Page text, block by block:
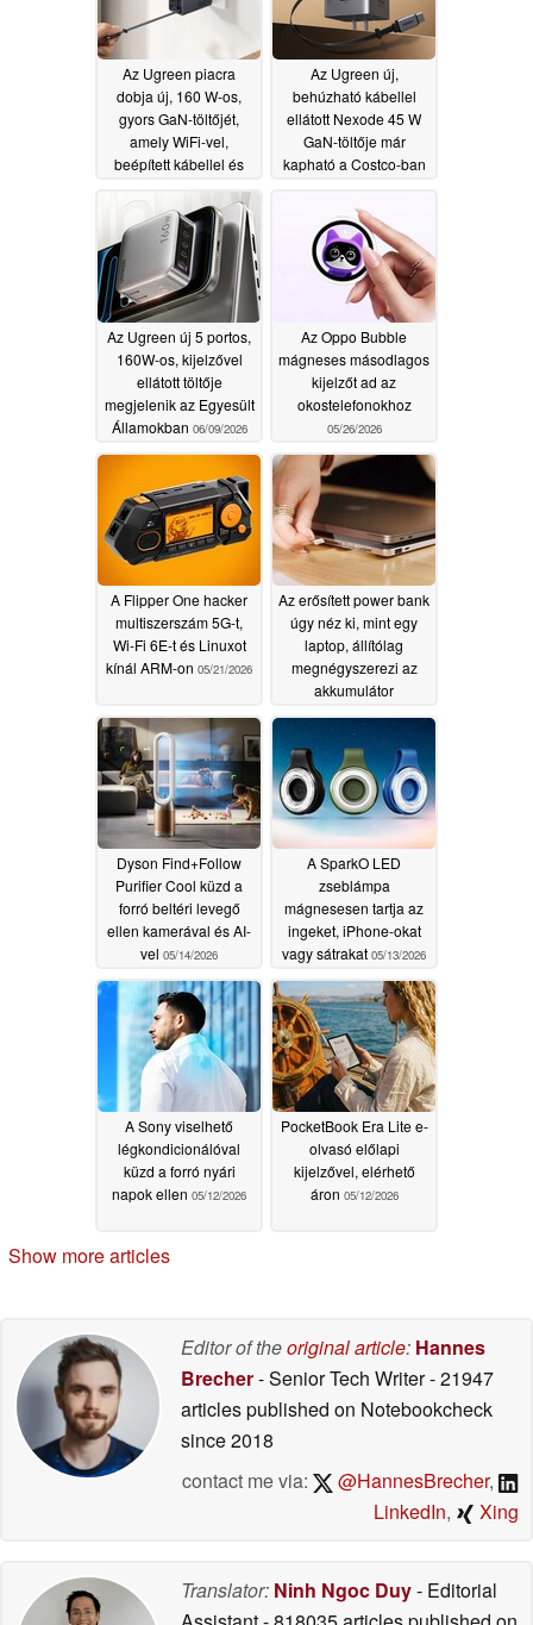
Az Ugreen piacra
dobja új, 160 W-os,
gyors GaN-töltőjét,
amely WiFi-vel,
beépített kábellel és
07/30/2026
Az Ugreen új,
behúzható kábellel
ellátott Nexode 45 W
GaN-töltője már
kapható a Costco-ban
Az Ugreen új 5 portos,
160W-os, kijelzővel
ellátott töltője
megjelenik az Egyesült
Államokban 06/09/2026
Az Oppo Bubble
mágneses másodlagos
kijelzőt ad az
okostelefonokhoz
05/26/2026
A Flipper One hacker
multiszerszám 5G-t,
Wi-Fi 6E-t és Linuxot
kínál ARM-on 05/21/2026
Az erősített power bank
úgy néz ki, mint egy
laptop, állítólag
megnégyszerezi az
akkumulátor
05/15/2026
Dyson Find+Follow
Purifier Cool küzd a
forró beltéri levegő
ellen kamerával és AI-
vel 05/14/2026
A SparkO LED
zseblámpa
mágnesesen tartja az
ingeket, iPhone-okat
vagy sátrakat 05/13/2026
A Sony viselhető
légkondicionálóval
küzd a forró nyári
napok ellen 05/12/2026
PocketBook Era Lite e-
olvasó előlapi
kijelzővel, elérhető
áron 05/12/2026
Show more articles
Editor of theoriginal article: Hannes
Brecher- Senior Tech Writer- 21947
articles published on Notebookcheck
since 2018
contact me via:
@HannesBrecher,
LinkedIn, Xing
Translator: Ninh Ngoc Duy- Editorial